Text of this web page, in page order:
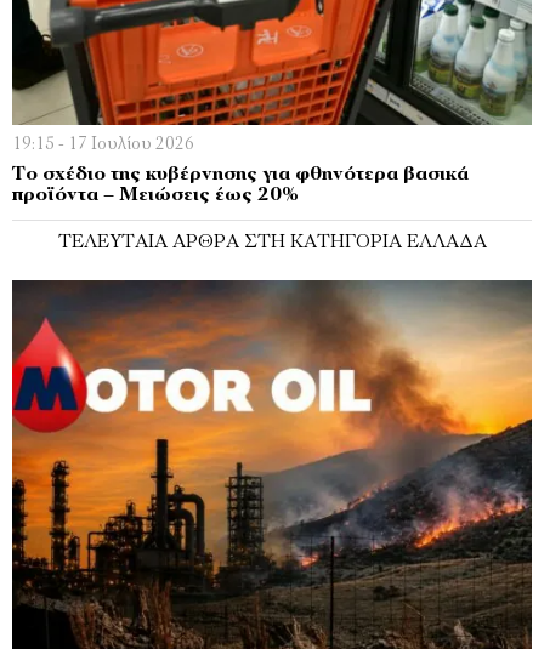
19:15 - 17 Ιουλίου 2026
Το σχέδιο της κυβέρνησης για φθηνότερα βασικά
προϊόντα – Μειώσεις έως 20%
ΤΕΛΕΥΤΑΊΑ ΆΡΘΡΑ ΣΤΗ ΚΑΤΗΓΟΡΊΑ ΕΛΛΆΔΑ